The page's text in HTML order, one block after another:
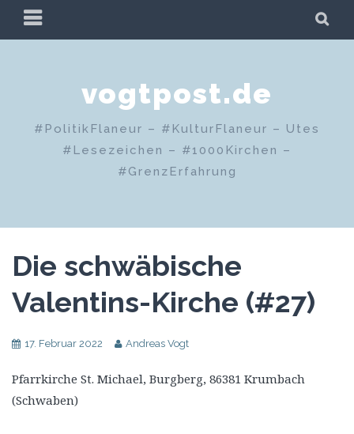
Zum
PRIMÄRES
MENÜ
vogtpost.de
#PolitikFlaneur – #KulturFlaneur – Utes
#Lesezeichen – #1000Kirchen –
#GrenzErfahrung
Die schwäbische
Valentins-Kirche (#27)
17. Februar 2022 Andreas Vogt
Pfarrkirche St. Michael, Burgberg, 86381 Krumbach
(Schwaben)